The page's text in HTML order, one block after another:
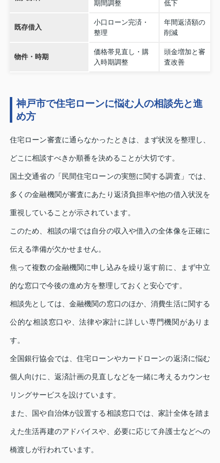
期間調整 低下
既存借入
小口ローン完済・
整理
年間返済額の
削減
物件・時期
価格帯見直し・購
入時期調整
頭金増加と審
査改善
神戸市で住宅ローンに悩む人の相談先と進
め方
住宅ローン審査に通らなかったときは、まず状況を整理し、
どこに相談すべきか順番を決めることが大切です。
国土交通省の「民間住宅ローンの実態に関する調査」では、
多くの金融機関が審査にあたり返済負担率や他の借入状況を
重視していることが示されています。
このため、相談の場では自分の収入や借入の全体像を正確に
伝える準備が欠かせません。
焦って複数の金融機関に申し込みを繰り返す前に、まず中立
的な窓口で今後の進め方を整理しておくと安心です。
相談先としては、金融機関の窓口のほか、消費生活に関する
公的な相談窓口や、法律や家計に詳しい専門機関がありま
す。
全国銀行協会では、住宅ローンやカードローンの返済に悩む
個人向けに、返済計画の見直しなどを一緒に考えるカウンセ
リングサービスを設けています。
また、国や自治体が設置する相談窓口では、家計全体を踏ま
えた生活再建のアドバイスや、必要に応じて弁護士などへの
橋渡しが行われています。